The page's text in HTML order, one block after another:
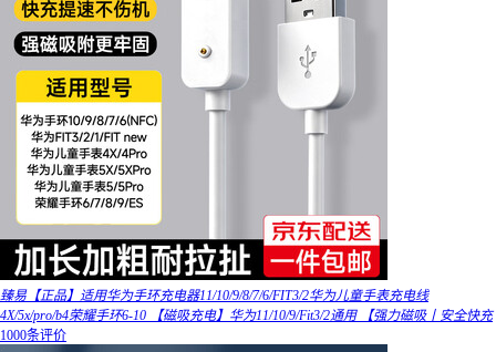
臻易【正品】适用华为手环充电器11/10/9/8/7/6/FIT3/2华为儿童手表充电线
4X/5x/pro/b4荣耀手环6-10 【磁吸充电】华为11/10/9/Fit3/2通用 【强力磁吸丨安全快充
1000条评价